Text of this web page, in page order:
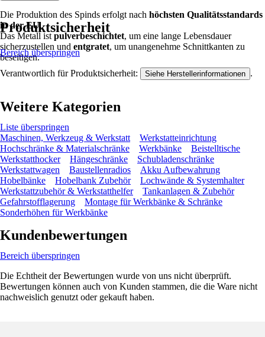
Die Produktion des Spinds erfolgt nach höchsten Qualitätsstandards
in der EU.
Das Metall ist pulverbeschichtet, um eine lange Lebensdauer
sicherzustellen und entgratet, um unangenehme Schnittkanten zu
beseitigen.
Produktsicherheit
Bereich überspringen
Verantwortlich für Produktsicherheit: Siehe Herstellerinformationen .
Weitere Kategorien
Liste überspringen
Maschinen, Werkzeug & Werkstatt
Werkstatteinrichtung
Hochschränke & Materialschränke
Werkbänke
Beistelltische
Werkstatthocker
Hängeschränke
Schubladenschränke
Werkstattwagen
Baustellenradios
Akku Aufbewahrung
Hobelbänke
Hobelbank Zubehör
Lochwände & Systemhalter
Werkstattzubehör & Werkstatthelfer
Tankanlagen & Zubehör
Gefahrstofflagerung
Montage für Werkbänke & Schränke
Sonderhöhen für Werkbänke
Kundenbewertungen
Bereich überspringen
Die Echtheit der Bewertungen wurde von uns nicht überprüft.
Bewertungen können auch von Kunden stammen, die die Ware nicht
nachweislich genutzt oder gekauft haben.